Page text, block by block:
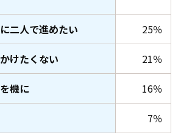
二人で進めたい 25％
けたくない 21％
機に 16％
7％